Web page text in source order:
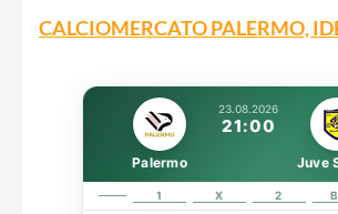
CALCIOMERCATO PALERMO,
23.08.2026
21:00
Palermo Juve
1 X 2